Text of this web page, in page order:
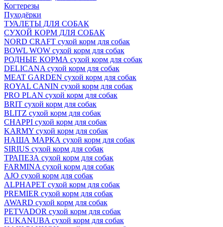
Когтерезы
Пуходёрки
ТУАЛЕТЫ ДЛЯ СОБАК
СУХОЙ КОРМ ДЛЯ СОБАК
NORD CRAFT сухой корм для собак
BOWL WOW сухой корм для собак
РОДНЫЕ КОРМА сухой корм для собак
DELICANA сухой корм для собак
MEAT GARDEN сухой корм для собак
ROYAL CANIN сухой корм для собак
PRO PLAN сухой корм для собак
BRIT сухой корм для собак
BLITZ сухой корм для собак
CHAPPI сухой корм для собак
KARMY сухой корм для собак
НАША МАРКА сухой корм для собак
SIRIUS сухой корм для собак
ТРАПЕЗА сухой корм для собак
FARMINA сухой корм для собак
AJO сухой корм для собак
ALPHAPET сухой корм для собак
PREMIER сухой корм для собак
AWARD сухой корм для собак
PETVADOR сухой корм для собак
EUKANUBA сухой корм для собак